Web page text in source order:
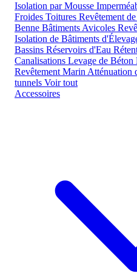
Isolation par Mousse
Froides Toitures Revêtement
Benne Bâtiments Avicoles
Isolation de Bâtiments
Bassins Réservoirs d'Eau
Canalisations Levage de Béton
Revêtement Marin Atténuation
tunnels Voir tout
Accessoires